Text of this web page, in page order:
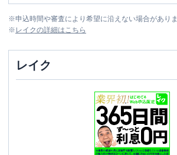
※申込時間や審査により希望に沿えない場合がありま
※ レイクの詳細はこちら
レイク